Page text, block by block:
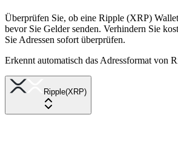
Überprüfen Sie, ob eine Ripple (XRP)
bevor Sie Gelder senden. Verhindern Sie
Sie Adressen sofort überprüfen.
Erkennt automatisch das Adressformat von
Ripple(XRP)